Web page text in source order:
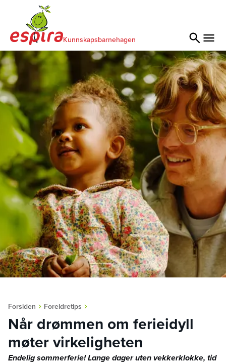
Kunnskapsbarnehagen
Forsiden › Foreldretips ›
Når drømmen om ferieidyll
møter virkeligheten
Endelig sommerferie! Lange dager uten vekkerklokke, tid